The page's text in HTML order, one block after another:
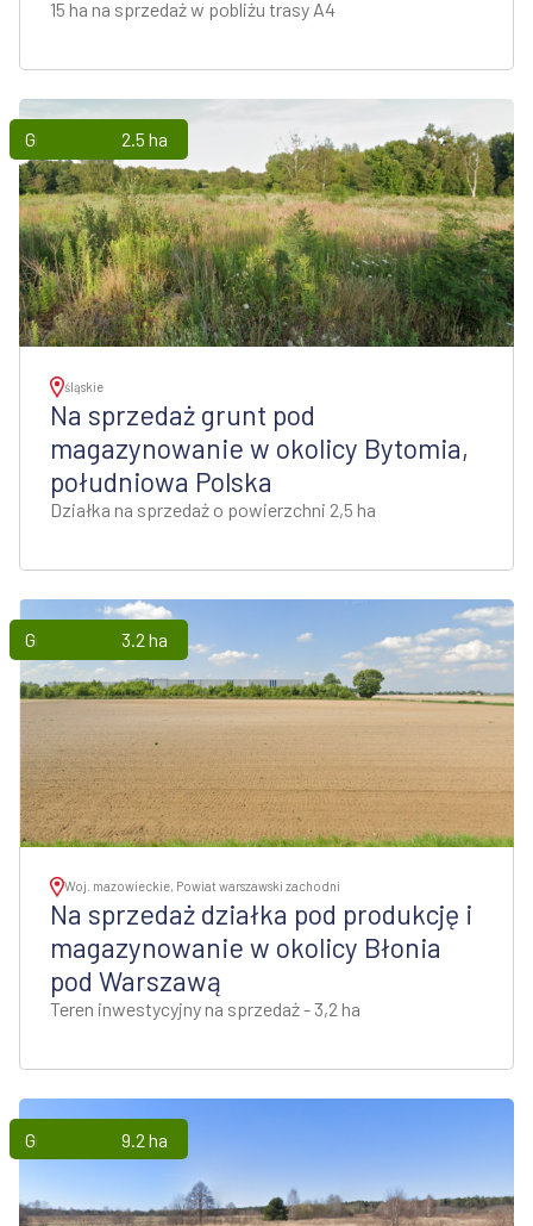
15 ha na sprzedaż w pobliżu trasy A4
Grunty 2.5 ha
śląskie
Na sprzedaż grunt pod
magazynowanie w okolicy Bytomia,
południowa Polska
Działka na sprzedaż o powierzchni 2,5 ha
Grunty 3.2 ha
Woj. mazowieckie, Powiat warszawski zachodni
Na sprzedaż działka pod produkcję i
magazynowanie w okolicy Błonia
pod Warszawą
Teren inwestycyjny na sprzedaż - 3,2 ha
Grunty 9.2 ha